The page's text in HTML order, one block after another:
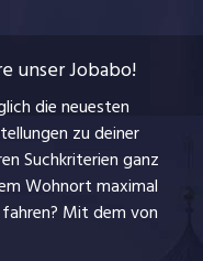
unser Jobabo!
die neuesten
zu deiner
Suchkriterien ganz
Wohnort maximal
Mit demvon